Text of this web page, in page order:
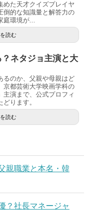
めた天才クイズプレイヤ
倒的な知識量と解答力の
庭環境が...
読む
ネタジョ主演と大
るのか、父親や母親はど
京都芸術大学映画学科の
主演まで、公式プロフィ
ります。
読む
親職業と本名・韓
？社長マネージャ